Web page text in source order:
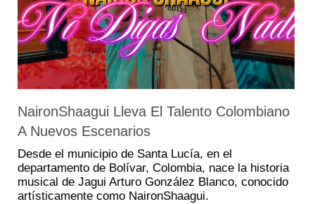
NaironShaagui Lleva El Talento Colombiano
A Nuevos Escenarios
Desde el municipio de Santa Lucía, en el
departamento de Bolívar, Colombia, nace la historia
musical de Jagui Arturo González Blanco, conocido
artísticamente como NaironShaagui.